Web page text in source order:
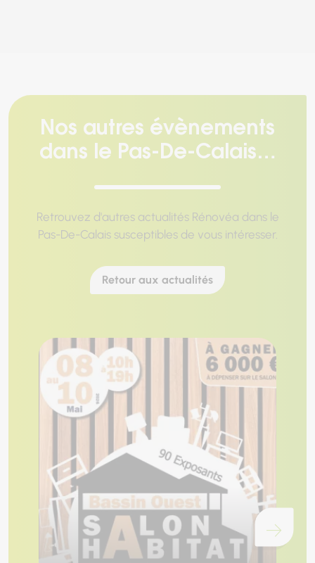
Nos autres évènements
dans le Pas-De-Calais…
Retrouvez d'autres actualités Rénovéa dans le
Pas-De-Calais susceptibles de vous intéresser.
Retour aux actualités
Chargement...